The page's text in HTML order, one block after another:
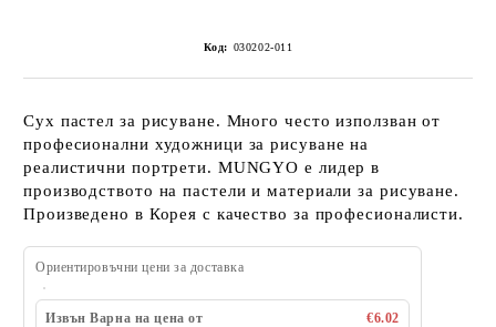
Код: 030202-011
Сух пастел за рисуване. Много често използван от
професионални художници за рисуване на
реалистични портрети. MUNGYO е лидер в
производството на пастели и материали за рисуване.
Произведено в Корея с качество за професионалисти.
Ориентировъчни цени за доставка
Извън Варна на цена от
€6.02